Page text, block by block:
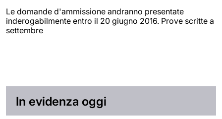
Le domande d'ammissione andranno presentate
inderogabilmente entro il 20 giugno 2016. Prove scritte a
settembre
In evidenza oggi